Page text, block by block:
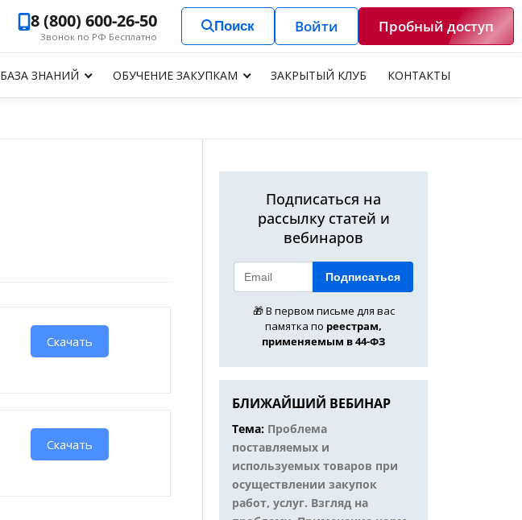
8 (800) 600-26-50
Звонок по РФ Бесплатно
Поиск Войти Пробный доступ
БАЗА ЗНАНИЙ ОБУЧЕНИЕ ЗАКУПКАМ ЗАКРЫТЫЙ КЛУБ КОНТАКТЫ
Скачать
Скачать
Подписаться на
рассылку статей и
вебинаров
Подписаться
🎁 В первом письме для вас
памятка по реестрам,
применяемым в 44-ФЗ
БЛИЖАЙШИЙ ВЕБИНАР
Тема: Проблема
поставляемых и
используемых товаров при
осуществлении закупок
работ, услуг. Взгляд на